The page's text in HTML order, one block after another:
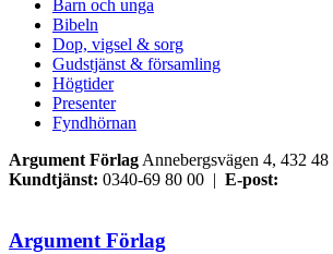
Barn och unga
Bibeln
Dop, vigsel & sorg
Gudstjänst & församling
Högtider
Presenter
Fyndhörnan
Argument Förlag Annebergsvägen 4, 432
Kundtjänst: 0340-69 80 00 | E-post:
Argument Förlag